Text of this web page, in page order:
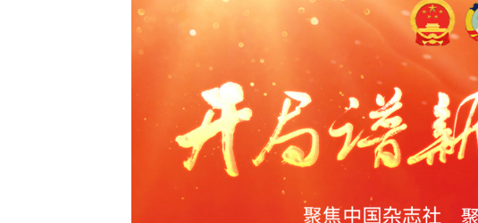
2025成双碳“大年” 碳市场扩容值得期待
江苏省全国人大代表返回岗位
全球数字文化产业发展峰会 暨新质生产力·共享智造
江苏盐城召开“3·15”国际消费者权益日新闻发布会
在“学中干、干中学”上提升执政为民能力
2024年世界互联网大会乌镇峰会11月举行
绍兴平安产险：组织员工健康知识讲座